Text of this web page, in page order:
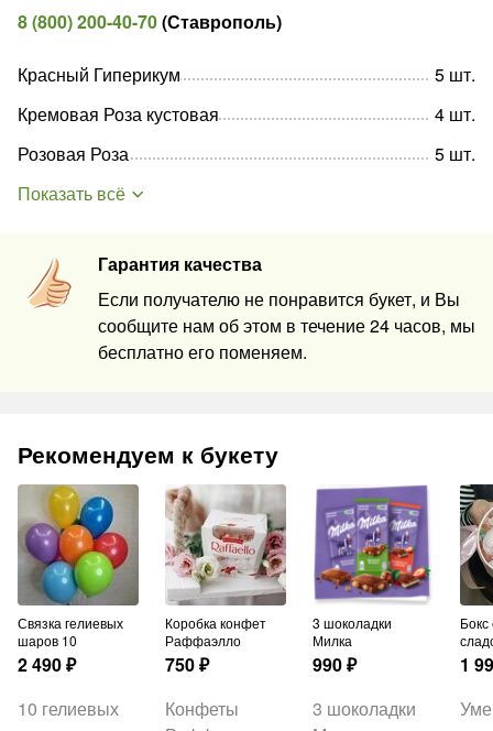
8 (800) 200-40-70(Ставрополь)
Гарантия качества
Если получателю не понравится букет, и Вы
сообщите нам об этом в течение 24 часов, мы
бесплатно его поменяем.
Красный Гиперикум 5 шт.
Кремовая Роза кустовая
4 шт.
Розовая Роза
5 шт.
Показать всё
Рекомендуем к букету
Связка гелиевых
шаров 10
2 490₽
10 гелиевых
Коробка конфет
Раффаэлло
750₽
Конфеты
3 шоколадки
Милка
990₽
3 шоколадки
Бокс со
1